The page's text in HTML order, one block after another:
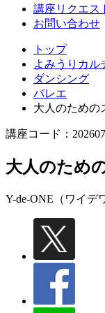
講座リクエス
お問い合わせ
トップ
よみうりカル
ダンシング
バレエ
大人のための
講座コード：
大人のため
Y-de-ONE（ワイデ